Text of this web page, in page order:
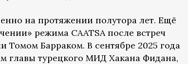
на протяжении полутора лет. Ещё
режима CAATSA после встреч
Барраком. В сентябре 2025 года
главы турецкого МИД Хакана Фидана,